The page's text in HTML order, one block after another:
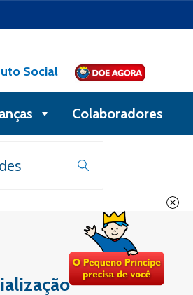
Social
Colaboradores